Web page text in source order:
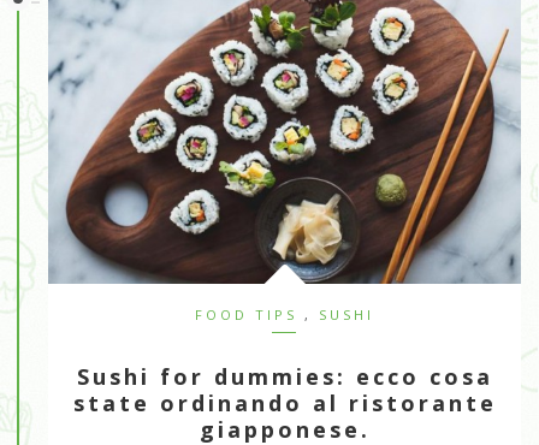
FOOD TIPS , SUSHI
Sushi for dummies: ecco cosa
state ordinando al ristorante
giapponese.